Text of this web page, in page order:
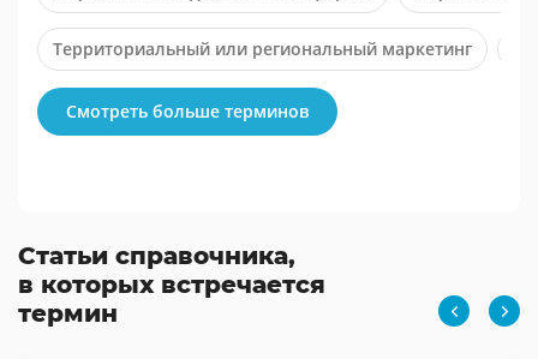
Территориальный или региональный маркетинг
Смотреть больше терминов
Статьи справочника,
в которых встречается
термин